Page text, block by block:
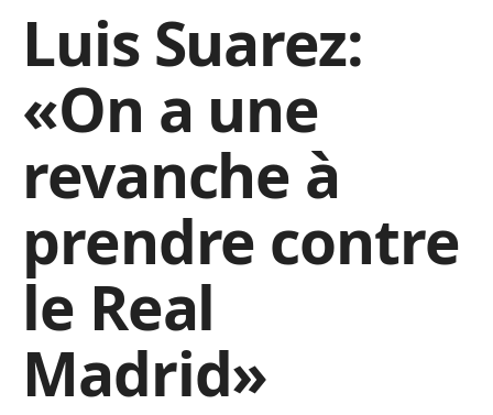
Luis Suarez:
«On a une
revanche à
prendre contre
le Real
Madrid»